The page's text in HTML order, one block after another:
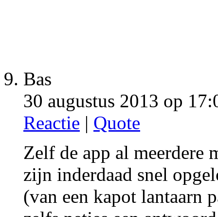
Bas
30 augustus 2013 op
Reactie | Quote
Zelf de app al meerdere
zijn inderdaad snel
(van een kapot lantaarn